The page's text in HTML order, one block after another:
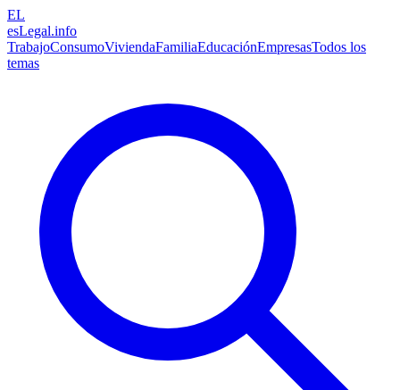
EL
esLegal.info
TrabajoConsumoViviendaFamiliaEducaciónEmpresasTodos los
temas